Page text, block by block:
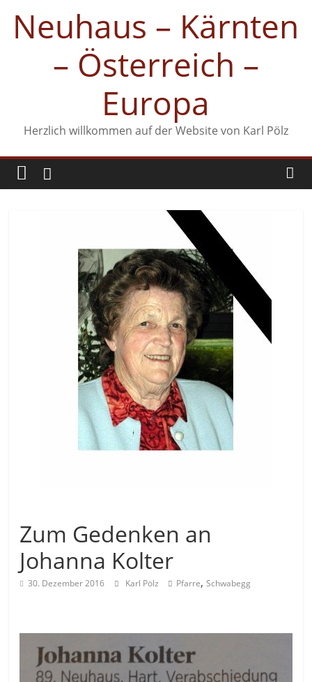
Inhalt
springen
Neuhaus – Kärnten
– Österreich –
Europa
Herzlich willkommen auf der Website von Karl Pölz
Zum Gedenken an
Johanna Kolter
30. Dezember 2016 Karl Pölz Pfarre,Schwabegg